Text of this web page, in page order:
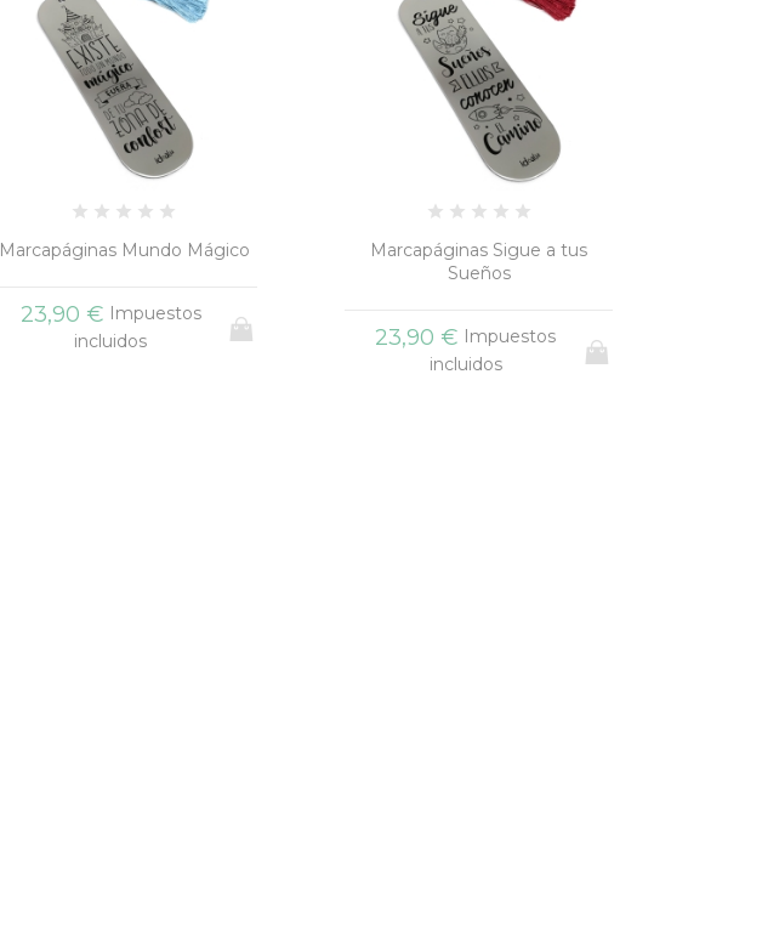
Marcapáginas Mundo Mágico
23,90 € Impuestos
incluidos
Marcapáginas Sigue a tus
Sueños
23,90 € Impuestos
incluidos